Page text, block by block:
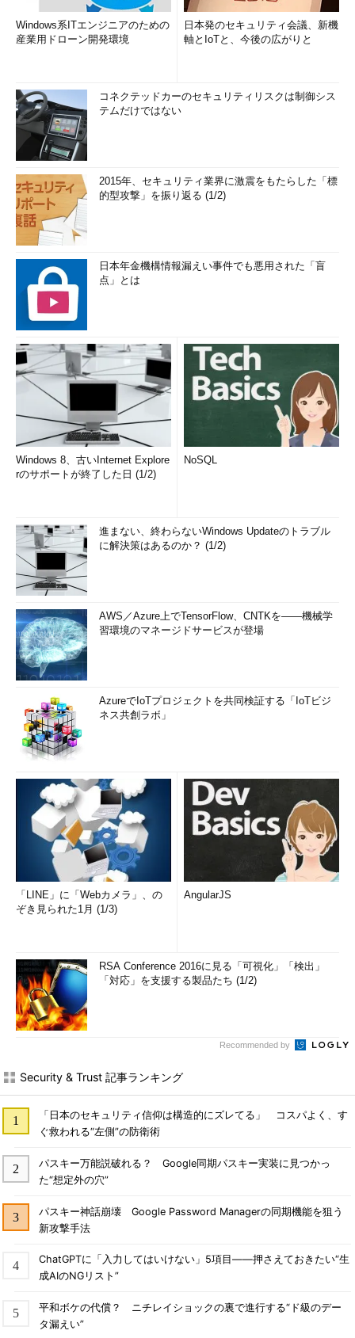
Windows系ITエンジニアのための
産業用ドローン開発環境
日本発のセキュリティ会議、新機
軸とIoTと、今後の広がりと
コネクテッドカーのセキュリティリスクは制御シス
テムだけではない
2015年、セキュリティ業界に激震をもたらした「標
的型攻撃」を振り返る (1/2)
日本年金機構情報漏えい事件でも悪用された「盲
点」とは
Windows 8、古いInternet Explore
rのサポートが終了した日 (1/2)
NoSQL
進まない、終わらないWindows Updateのトラブル
に解決策はあるのか？ (1/2)
AWS／Azure上でTensorFlow、CNTKを――機械学
習環境のマネージドサービスが登場
AzureでIoTプロジェクトを共同検証する「IoTビジ
ネス共創ラボ」
「LINE」に「Webカメラ」、の
ぞき見られた1月 (1/3)
AngularJS
RSA Conference 2016に見る「可視化」「検出」
「対応」を支援する製品たち (1/2)
Recommended by
Security & Trust 記事ランキング
「日本のセキュリティ信仰は構造的にズレてる」 コスパよく、す
ぐ救われる“左側”の防衛術
パスキー万能説破れる？ Google同期パスキー実装に見つかっ
た“想定外の穴”
パスキー神話崩壊 Google Password Managerの同期機能を狙う
新攻撃手法
ChatGPTに「入力してはいけない」5項目――押さえておきたい“生
成AIのNGリスト”
平和ボケの代償？ ニチレイショックの裏で進行する“ド級のデー
タ漏えい”